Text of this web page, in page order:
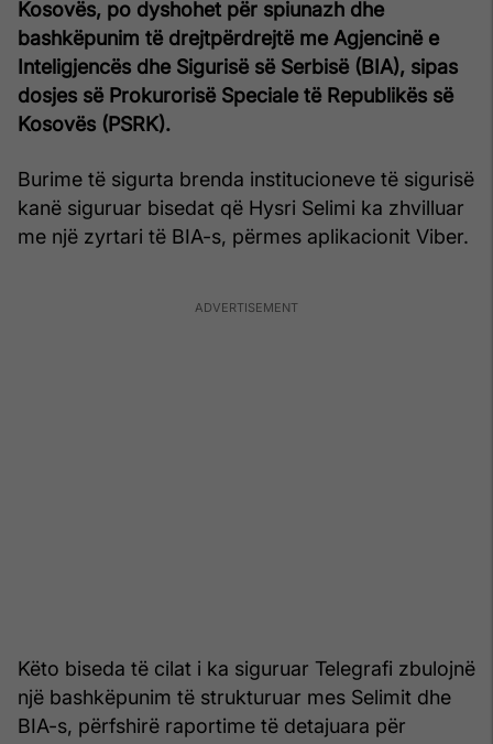
Kosovës, po dyshohet për spiunazh dhe
bashkëpunim të drejtpërdrejtë me Agjencinë e
Inteligjencës dhe Sigurisë së Serbisë (BIA), sipas
dosjes së Prokurorisë Speciale të Republikës së
Kosovës (PSRK).
Burime të sigurta brenda institucioneve të sigurisë
kanë siguruar bisedat që Hysri Selimi ka zhvilluar
me një zyrtari të BIA-s, përmes aplikacionit Viber.
Këto biseda të cilat i ka siguruar Telegrafi zbulojnë
një bashkëpunim të strukturuar mes Selimit dhe
BIA-s, përfshirë raportime të detajuara për